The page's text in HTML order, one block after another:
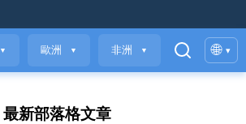
▼ 歐洲 ▼ 非洲 ▼ 🌐 ▾
最新部落格文章